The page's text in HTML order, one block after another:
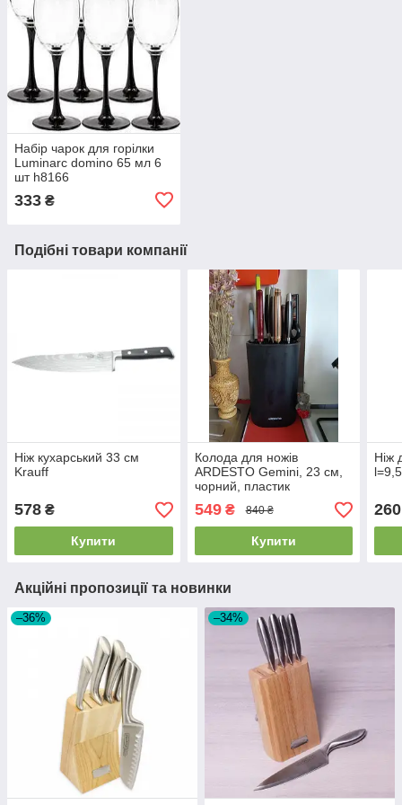
Набір чарок для горілки
Luminarc domino 65 мл 6
шт h8166
333 ₴
Подібні товари компанії
Ніж кухарський 33 см
Krauff
578 ₴
Купити
Колода для ножів
ARDESTO Gemini, 23 см,
чорний, пластик
AR2123PH
549₴ 840 ₴
Купити
Ніж
260
Акційні пропозиції та новинки
–36% –34%